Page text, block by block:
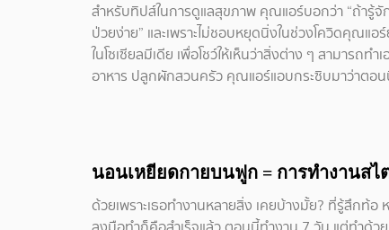
สำหรับทิปส์ในการดูแลสุขภาพ คุณแอร์บอกว่า “ถ้ารู้จั
ป่วยง่าย” และเพราะไม่ชอบหยุดนิ่งในช่วงโควิดคุณแ
ในโซเซียลมีเดีย เพื่อโชว์ให้เห็นว่าสิ่งต่าง ๆ สามารถ
อาหาร ปลูกผักสวนครัว คุณแอร์แอบกระซิบมาว่าตอ
นอนเหยียดกายบนฟูก = การทำงานส
ด้วยเพราะเธอทำงานหลายสิ่ง เคยบ้างมั้ย? ที่รู้สึกท้อ